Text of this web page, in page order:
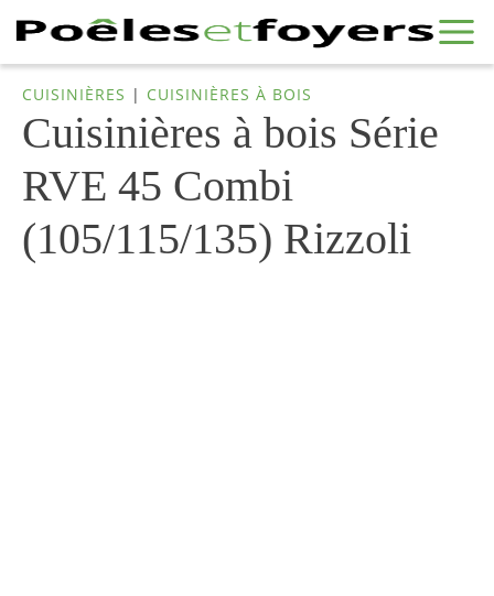
CUISINIÈRES | CUISINIÈRES À BOIS
Cuisinières à bois Série
RVE 45 Combi
(105/115/135) Rizzoli